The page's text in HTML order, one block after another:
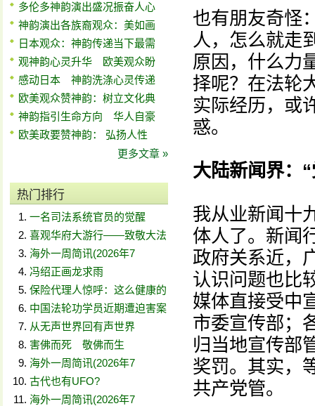
多伦多神韵演出盛况振奋人心
神韵演出各族裔观众：美如画
日本观众：神韵传递当下最需
观神韵心灵升华 欧美观众盼
感动日本 神韵洗涤心灵传递
欧美观众赞神韵：树立文化典
神韵指引生命方向 华人自豪
欧美政要赞神韵： 弘扬人性
更多文章 »
热门排行
一名司法系统官员的觉醒
喜观华府大游行——致敬大法
海外一周简讯(2026年7
冯绍正画龙求雨
保险代理人惊呼：这么健康的
中国法轮功学员近期遭迫害案
从无声世界回有声世界
害佛而死 敬佛而生
海外一周简讯(2026年7
古代也有UFO?
海外一周简讯(2026年7
也有朋友奇怪
人，怎么就走
原因，什么力
择呢？在法轮
实际经历，或
惑。
大陆新闻界：
我从业新闻十
体人了。新闻
政府关系近，
认识问题也比
媒体直接受中
市委宣传部；
归当地宣传部
奖罚。其实，
共产党管。